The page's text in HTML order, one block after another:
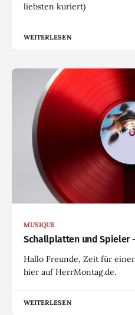
liebsten kuriert)
WEITERLESEN
MUSIQUE
Schallplatten und Spieler
Hallo Freunde, Zeit für
hier auf HerrMontag.de.
WEITERLESEN